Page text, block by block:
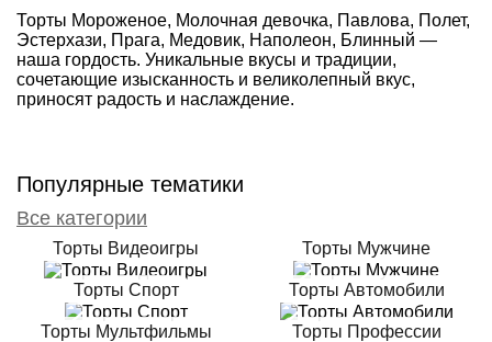
Торты Мороженое, Молочная девочка, Павлова, Полет,
Эстерхази, Прага, Медовик, Наполеон, Блинный —
наша гордость. Уникальные вкусы и традиции,
сочетающие изысканность и великолепный вкус,
приносят радость и наслаждение.
Популярные тематики
Все категории
Торты Видеоигры Торты Мужчине
Торты Спорт Торты Автомобили
Торты Мультфильмы Торты Профессии